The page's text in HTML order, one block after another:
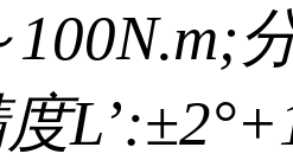
100N.m;